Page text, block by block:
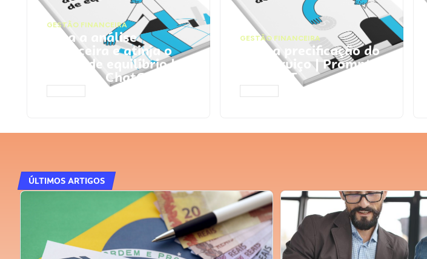
GESTÃO FINANCEIRA
Faça a análise
financeira e atinja o
ponto de equilíbrio |
Prompts ChatGPT
GESTÃO FINANCEIRA
Faça a precificação do
seu serviço | Prompts
ChatGPT
ÚLTIMOS ARTIGOS